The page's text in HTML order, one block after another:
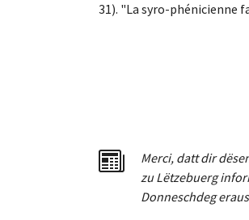
31). "La syro-phénicienne
Merci, dattdir
zu Lëtzebuerg
Donneschdeg